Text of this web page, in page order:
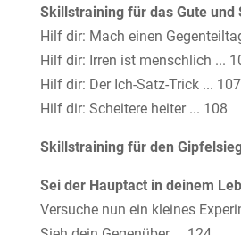
Skillstraining für das Gute und
Hilf dir: Mach einen
Hilf dir: Irren ist menschlich ...
Hilf dir: Der Ich-Satz-Trick ... 107
Hilf dir: Scheitere heiter ... 108
Skillstraining für den
Sei der Hauptact in deinem
Versuche nun ein kleines